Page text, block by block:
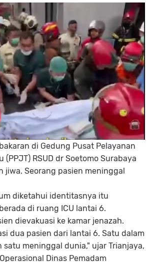
di Gedung Pusat Pelayanan
(PPJT) RSUD dr Soetomo Surabaya
jiwa. Seorang pasien meninggal
diketahui identitasnya itu
di ruang ICU lantai 6.
dievakuasi ke kamar jenazah.
dua pasien dari lantai 6. Satu dalam
satu meninggal dunia," ujar Trianjaya,
Dinas Pemadam